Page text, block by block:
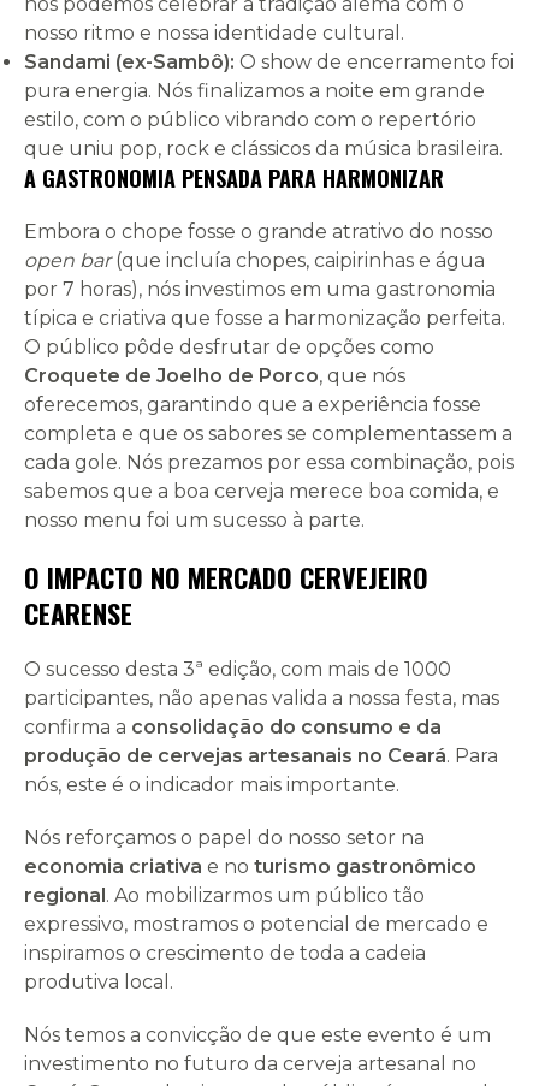
nosso ritmo e nossa identidade cultural.
Sandami (ex-Sambô): O show de encerramento foi
pura energia. Nós finalizamos a noite em grande
estilo, com o público vibrando com o repertório
que uniu pop, rock e clássicos da música brasileira.
A GASTRONOMIA PENSADA PARA HARMONIZAR
Embora o chope fosse o grande atrativo do nosso
open bar(que incluía chopes, caipirinhas e água
por 7 horas), nós investimos em uma gastronomia
típica e criativa que fosse a harmonização perfeita.
O público pôde desfrutar de opções como
Croquete de Joelho de Porco, que nós
oferecemos, garantindo que a experiência fosse
completa e que os sabores se complementassem a
cada gole. Nós prezamos por essa combinação, pois
sabemos que a boa cerveja merece boa comida, e
nosso menu foi um sucesso à parte.
O IMPACTO NO MERCADO CERVEJEIRO
CEARENSE
O sucesso desta 3ª edição, com mais de 1000
participantes, não apenas valida a nossa festa, mas
confirma a consolidação do consumo e da
produção de cervejas artesanais no Ceará. Para
nós, este é o indicador mais importante.
Nós reforçamos o papel do nosso setor na
economia criativa e no turismo gastronômico
regional. Ao mobilizarmos um público tão
expressivo, mostramos o potencial de mercado e
inspiramos o crescimento de toda a cadeia
produtiva local.
Nós temos a convicção de que este evento é um
investimento no futuro da cerveja artesanal no